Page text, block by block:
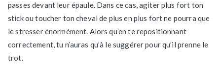
passes devant leur épaule. Dans ce cas, agiter plus fort ton
stick ou toucher ton cheval de plus en plus fort ne pourra que
le stresser énormément. Alors qu’en te repositionnant
correctement, tu n’auras qu’à le suggérer pour qu’il prenne le
trot.